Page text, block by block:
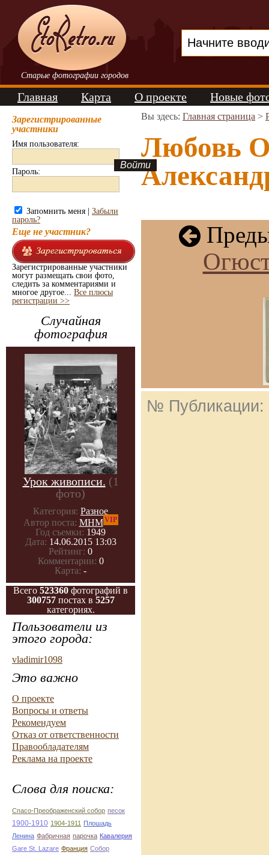
Старые фотографии городов
Главная Карта О проекте Новые
Зарегистрированные
участники
Имя пользователя:
Пароль:
Запомнить меня | Забыли
пароль?
Еще не участник?
Зарегистрированные участники
могут размещать свои фото,
следить за комментариями и
многое другое... Все плюсы
регистрации >>
Случайная
фотография
Урок живописи. (1
фото)
Категория: Разное
Автор поста: МНМVIP
Год съемки: 1949
Дата: 14.06.2015 13:03
Рейтинг: 0
Комментарии: 0
Карта: -
Всего 523360 фотографий в
300757постах в 5257
категориях.
Пользователи из
этого города:
vladimir1098
Это важно
О проекте
Вопросы и ответы
Рекомендуем
Отказ от ответственности
Правообладателям
Реклама на проекте
Слова для поиска:
Спасо-Преображенский собор песок
1900-1910 1904-1911 Плошадь
Ленина Фабричная парочка Кавалерия
Gare St. Lazare Франция Собор
Вы здесь: Главная страница >
Любовь
№ Публикации: